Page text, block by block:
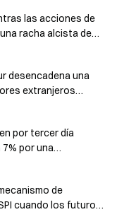
las acciones de
racha alcista de
desencadena una
extranjeros
por tercer día
por una
de
cuando los futuros